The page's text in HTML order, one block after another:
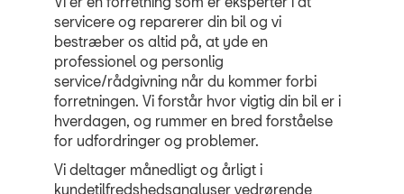
servicere og reparerer din bil og vi
bestræber os altid på, at yde en
professionel og personlig
service/rådgivning når du kommer forbi
forretningen. Vi forstår hvor vigtig din bil er i
hverdagen, og rummer en bred forståelse
for udfordringer og problemer.
Vi deltager månedligt og årligt i
kundetilfredshedsanalyser vedrørende